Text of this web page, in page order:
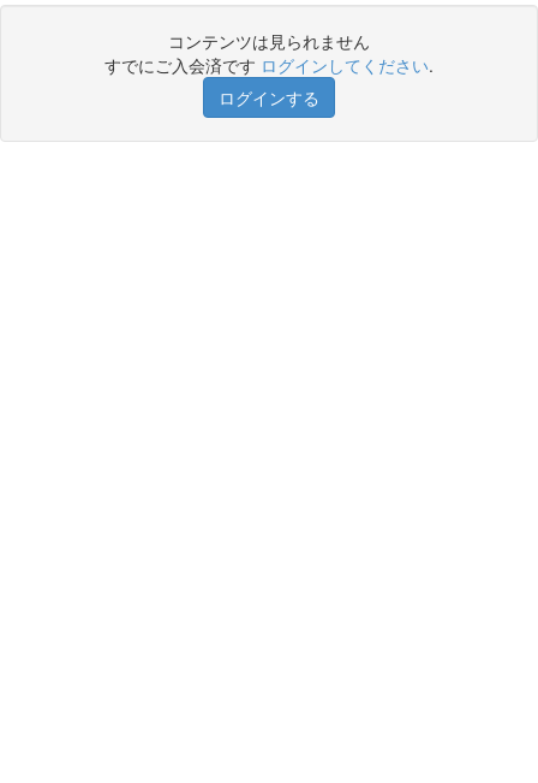
コンテンツは見られません
すでにご入会済です ログインしてください.
ログインする